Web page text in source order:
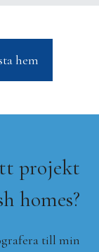
hem
projekt
homes?
till min